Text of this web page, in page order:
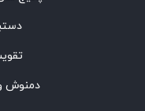
دمنوش